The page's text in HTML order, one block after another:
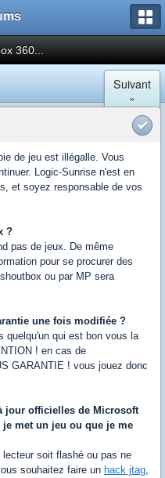
360...
Suivant
»
de jeu est illégalle. Vous
Logic-Sunrise n'est en
et soyez responsable de vos
?
pas de jeux. De même
pour se procurer des
ou par MP sera
une fois modifiée ?
quelqu'un qui est bon vous la
! en cas de
GARANTIE ! vous jouez donc
jour officielles de Microsoft
met un jeu ou que je me
soit flashé ou pas ne
souhaitez faire un hack jtag,